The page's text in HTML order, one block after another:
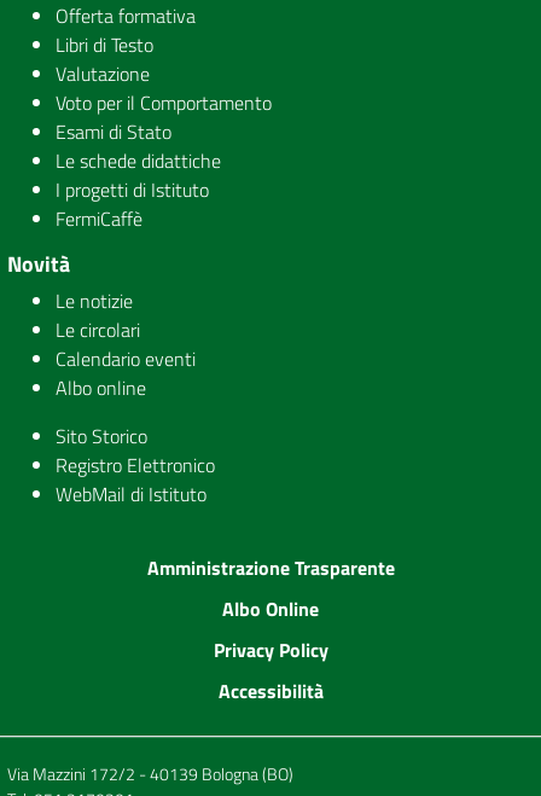
Offerta formativa
Libri di Testo
Valutazione
Voto per il Comportamento
Esami di Stato
Le schede didattiche
I progetti di Istituto
FermiCaffè
Novità
Le notizie
Le circolari
Calendario eventi
Albo online
Sito Storico
Registro Elettronico
WebMail di Istituto
Amministrazione Trasparente
Albo Online
Privacy Policy
Accessibilità
Via Mazzini 172/2 - 40139 Bologna (BO)